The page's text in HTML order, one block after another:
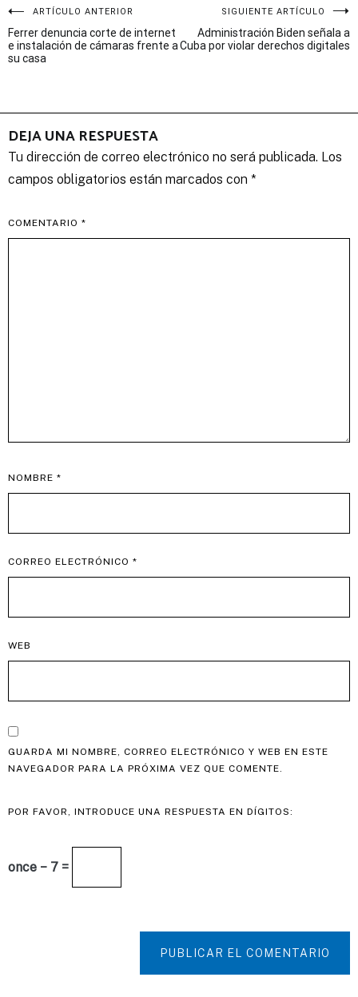
Navegación
de
ARTÍCULO ANTERIOR
Ferrer denuncia corte de internet
e instalación de cámaras frente a
su casa
SIGUIENTE ARTÍCULO
Administración Biden señala a
Cuba por violar derechos digitales
DEJA UNA RESPUESTA
Tu dirección de correo electrónico no será publicada. Los
campos obligatorios están marcados con *
COMENTARIO *
NOMBRE *
CORREO ELECTRÓNICO *
WEB
GUARDA MI NOMBRE, CORREO ELECTRÓNICO Y WEB EN ESTE
NAVEGADOR PARA LA PRÓXIMA VEZ QUE COMENTE.
POR FAVOR, INTRODUCE UNA RESPUESTA EN DÍGITOS:
once − 7 =
PUBLICAR EL COMENTARIO